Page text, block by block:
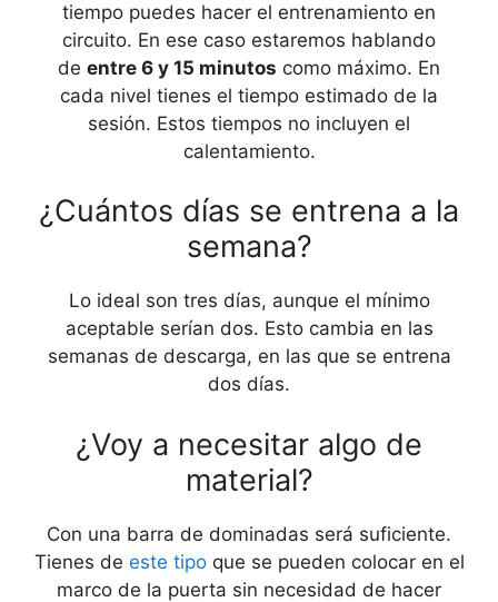
tiempo puedes hacer el entrenamiento en
circuito. En ese caso estaremos hablando
de entre 6 y 15 minutos como máximo. En
cada nivel tienes el tiempo estimado de la
sesión. Estos tiempos no incluyen el
calentamiento.
¿Cuántos días se entrena a la
semana?
Lo ideal son tres días, aunque el mínimo
aceptable serían dos. Esto cambia en las
semanas de descarga, en las que se entrena
dos días.
¿Voy a necesitar algo de
material?
Con una barra de dominadas será suficiente.
Tienes de este tipoque se pueden colocar en el
marco de la puerta sin necesidad de hacer